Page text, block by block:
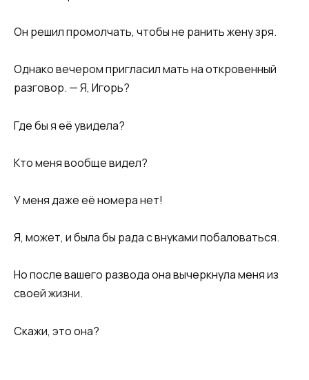
Он решил промолчать, чтобы не ранить жену зря.
Однако вечером пригласил мать на откровенный
разговор. — Я, Игорь?
Где бы я её увидела?
Кто меня вообще видел?
У меня даже её номера нет!
Я, может, и была бы рада с внуками побаловаться.
Но после вашего развода она вычеркнула меня из
своей жизни.
Скажи, это она?